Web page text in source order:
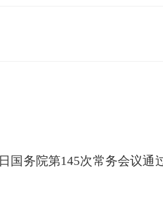
日国务院第145次常务会议通